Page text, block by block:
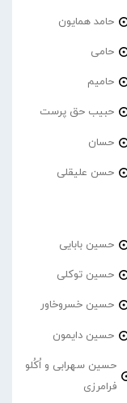
حامد همایون
حامی
حامیم
حبیب حق پرست
حسان
حسن علیقلی
حسین بابایی
حسین توکلی
حسین خسروخاور
حسین دایمون
حسین سهرابی و اُکُلو
فرامرزی